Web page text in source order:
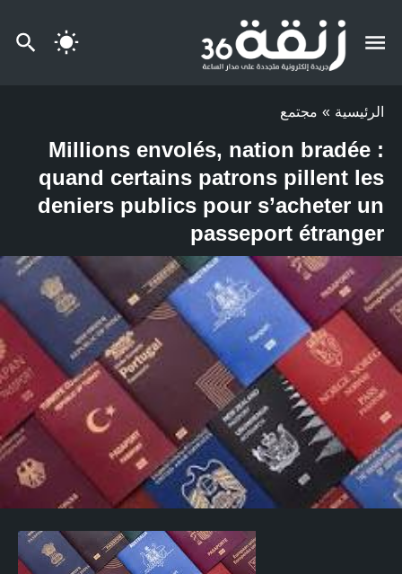
الرئيسية » مجتمع
Millions envolés, nation bradée :
quand certains patrons pillent les
deniers publics pour s’acheter un
passeport étranger